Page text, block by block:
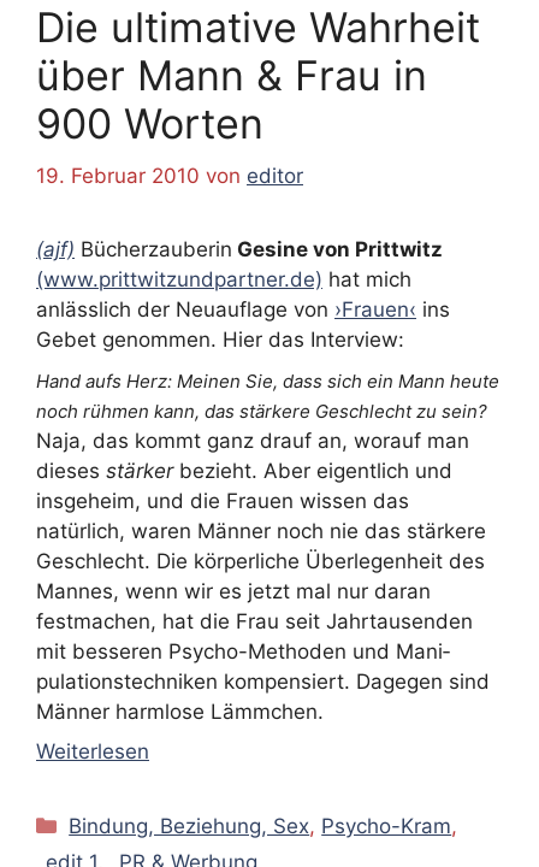
Die ultimative Wahrheit
über Mann & Frau in
900 Worten
19. Februar 2010 von editor
(ajf) Bücherzauberin Gesine von Prittwitz
(www.prittwitzundpartner.de) hat mich
anlässlich der Neuauflage von ›Frauen‹ ins
Gebet genommen. Hier das Interview:
Hand aufs Herz: Meinen Sie, dass sich ein Mann heute
noch rühmen kann, das stärkere Geschlecht zu sein?
Naja, das kommt ganz drauf an, worauf man
dieses stärkerbezieht. Aber eigentlich und
insgeheim, und die Frauen wissen das
natürlich, waren Männer noch nie das stärkere
Geschlecht. Die körperliche Überlegenheit des
Mannes, wenn wir es jetzt mal nur daran
festmachen, hat die Frau seit Jahrtausenden
mit besseren Psycho-Methoden und Mani­
pulationstechniken kompensiert. Dagegen sind
Männer harmlose Lämmchen.
Weiterlesen
Kategorien
Bindung, Beziehung, Sex, Psycho-Kram,
_edit 1,
_PR & Werbung